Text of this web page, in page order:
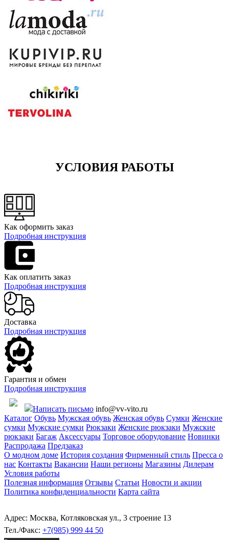
УСЛОВИЯ РАБОТЫ
Как оформить заказ
Подробная инструкция
Как оплатить заказ
Подробная инструкция
Доставка
Подробная инструкция
Гарантия и обмен
Подробная инструкция
Написать письмо info@vv-vito.ru
Каталог Обувь Мужская обувь Женская обувь Сумки Женские
сумки Мужские сумки Рюкзаки Женские рюкзаки Мужские
рюкзаки Багаж Аксессуары Торговое оборудование Новинки
Распродажа Предзаказ
О модном доме История создания Фирменный стиль Пресса о
нас Контакты Вакансии Наши регионы Магазины Дилерам
Условия работы
Полезная информация Отзывы Статьи Новости и акции
Политика конфиденциальности Карта сайта
Адрес: Москва, Котляковская ул., 3 строение 13
Тел./Факс: +7(985) 999 44 50